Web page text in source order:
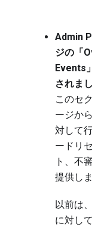
Admin
ジの「
Events
されま
このセ
ージか
対して
ードリ
ト、不
提供しま
以前は
に対し